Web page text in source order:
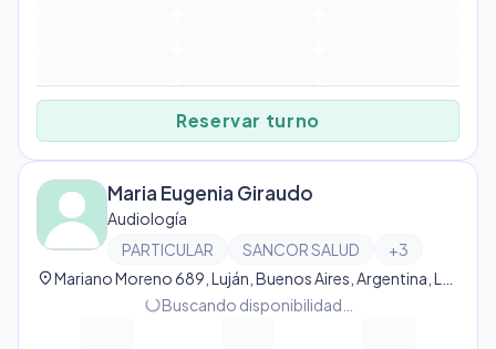
Reservar turno
Maria Eugenia Giraudo
Audiología
PARTICULAR
SANCOR SALUD +3
location_on
progress_activityBuscando disponibilidad…